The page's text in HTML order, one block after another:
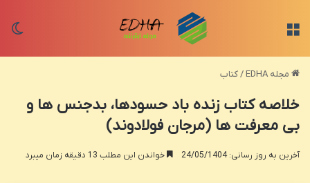
مجله EDHA /کتاب
خلاصه کتاب زنده باد حسودها، بدجنس ها و
بی معرفت ها (مرجان فولادوند)
آخرین به روز رسانی: 24/05/1404 خواندن این مطلب 13 دقیقه زمان میبرد